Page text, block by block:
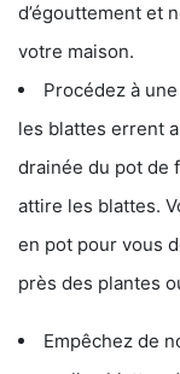
d’égouttement et
votre maison.
Procédez à
les blattes errent
drainée du pot de
attire les blattes.
en pot pour vous
près des plantes
Empêchez de